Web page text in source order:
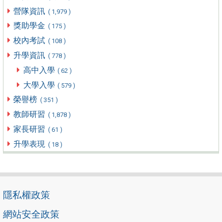
營隊資訊 ( 1,979 )
獎助學金 ( 175 )
校內考試 ( 108 )
升學資訊 ( 778 )
高中入學 ( 62 )
大學入學 ( 579 )
榮譽榜 ( 351 )
教師研習 ( 1,878 )
家長研習 ( 61 )
升學表現 ( 18 )
隱私權政策
網站安全政策